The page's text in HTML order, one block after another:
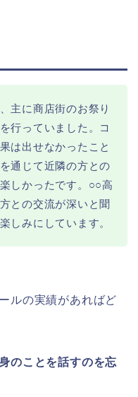
主に商店街のお祭り
行っていました。コ
は出せなかったこと
通じて近隣の方との
しかったです。○○高
との交流が深いと聞
しみにしています。
ルの実績があればど
のことを話すのを忘